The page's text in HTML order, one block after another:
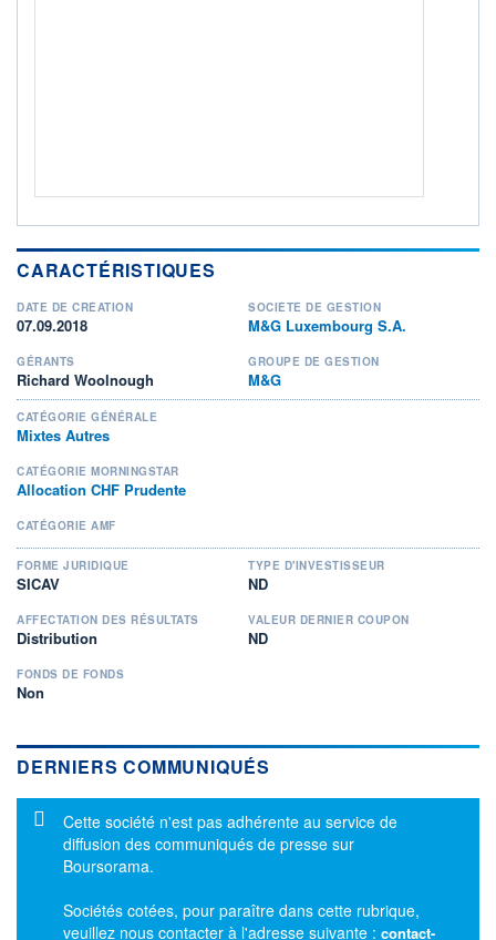
CARACTÉRISTIQUES
DATE DE CRÉATION
07.09.2018
SOCIÉTÉ DE GESTION
M&G Luxembourg S.A.
GÉRANTS
Richard Woolnough
GROUPE DE GESTION
M&G
CATÉGORIE GÉNÉRALE
Mixtes Autres
CATÉGORIE MORNINGSTAR
Allocation CHF Prudente
CATÉGORIE AMF
FORME JURIDIQUE
SICAV
TYPE D'INVESTISSEUR
ND
AFFECTATION DES RÉSULTATS
Distribution
VALEUR DERNIER COUPON
ND
FONDS DE FONDS
Non
DERNIERS COMMUNIQUÉS
Message d'information
Cette société n'est pas adhérente au service de
diffusion des communiqués de presse sur
Boursorama.
Sociétés cotées, pour paraître dans cette rubrique,
veuillez nous contacter à l'adresse suivante : contact-